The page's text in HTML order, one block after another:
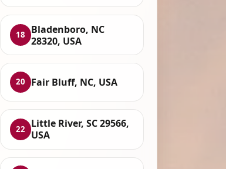
18
Bladenboro, NC
28320, USA
20 Fair Bluff, NC, USA
22
Little River, SC 29566,
USA